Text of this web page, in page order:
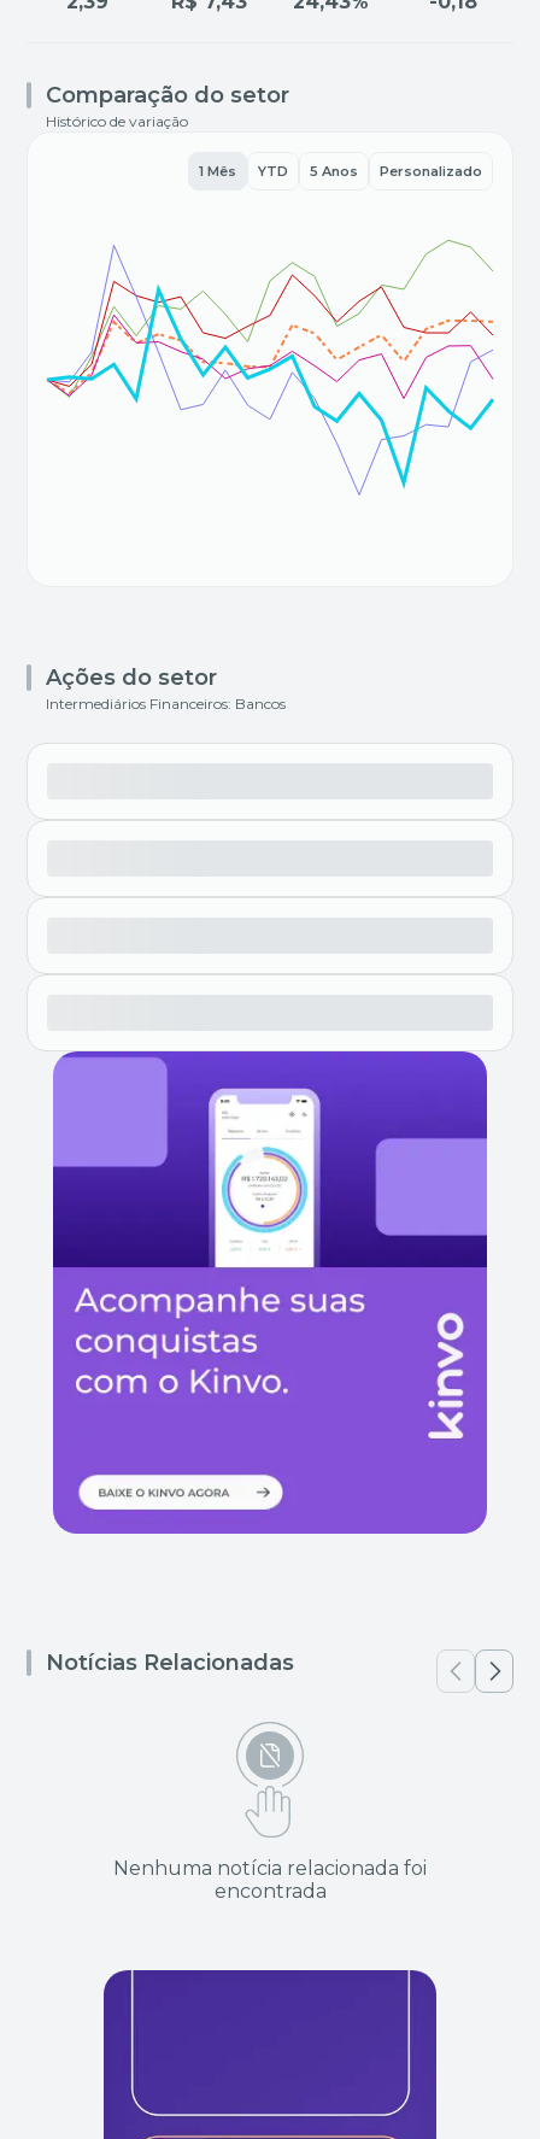
Comparação do setor
Histórico de variação
1 Mês YTD 5 Anos Personalizado
Ações do setor
Intermediários Financeiros: Bancos
Notícias Relacionadas
Nenhuma notícia relacionada foi
encontrada